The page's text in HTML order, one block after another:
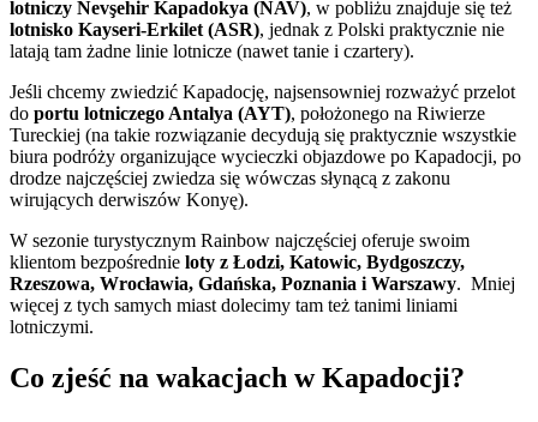
lotniczy Nevşehir Kapadokya (NAV), w pobliżu znajduje się też
lotnisko Kayseri-Erkilet (ASR), jednak z Polski praktycznie nie
latają tam żadne linie lotnicze (nawet tanie i czartery).
Jeśli chcemy zwiedzić Kapadocję, najsensowniej rozważyć przelot
do portu lotniczegoAntalya (AYT), położonego na Riwierze
Tureckiej (na takie rozwiązanie decydują się praktycznie wszystkie
biura podróży organizujące wycieczki objazdowe po Kapadocji, po
drodze najczęściej zwiedza się wówczas słynącą z zakonu
wirujących derwiszów Konyę).
W sezonie turystycznym Rainbow najczęściej oferuje swoim
klientom bezpośrednie loty z Łodzi, Katowic, Bydgoszczy,
Rzeszowa, Wrocławia, Gdańska, Poznania i Warszawy. Mniej
więcej z tych samych miast dolecimy tam też tanimi liniami
lotniczymi.
Co zjeść na wakacjach w Kapadocji?